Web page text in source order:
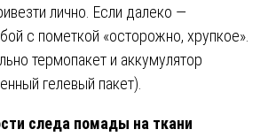
лично. Если далеко —
с пометкой «осторожно, хрупкое».
термопакет и аккумулятор
гелевый пакет).
следа помады на ткани